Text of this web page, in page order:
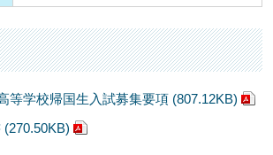
等学校帰国生入試募集要項 (807.12KB)